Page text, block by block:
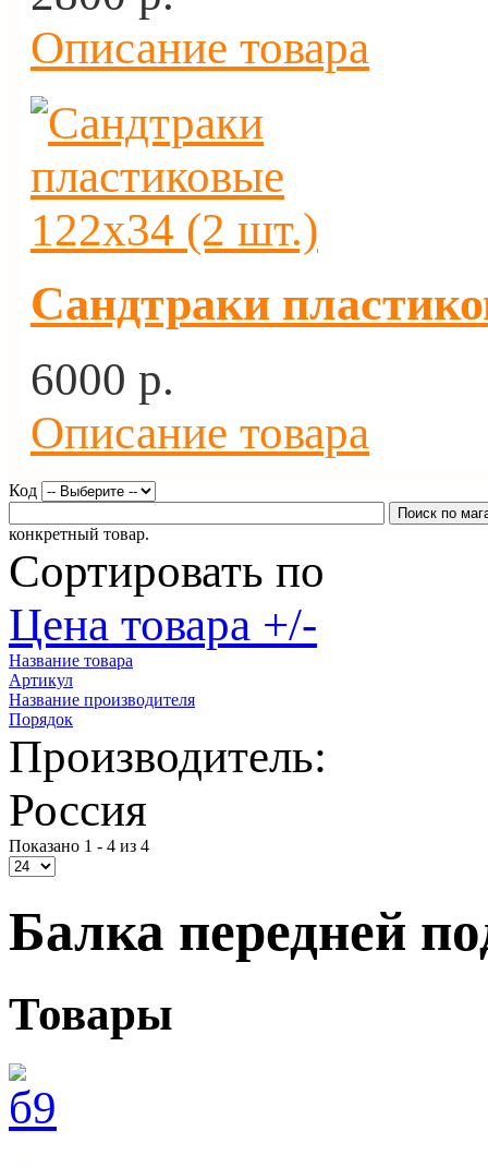
Описание товара
Сандтраки
6000 p.
Описание товара
Код
конкретный товар.
Сортировать по
Цена товара +/-
Название товара
Артикул
Название производителя
Порядок
Производитель:
Россия
Показано 1 - 4 из 4
Балка передней
Товары